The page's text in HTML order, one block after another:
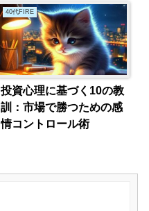
40代FIRE
投資心理に基づく10の教
訓：市場で勝つための感
情コントロール術